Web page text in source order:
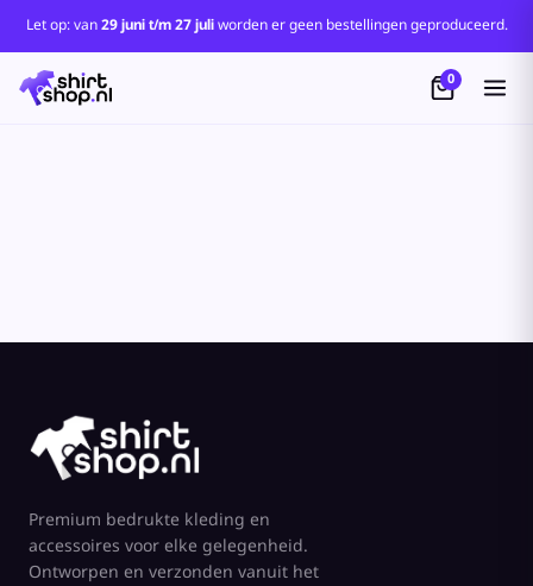
Let op: van29 juni t/m 27 juliworden er geen bestellingen geproduceerd.
0
Premium bedrukte kleding en
accessoires voor elke gelegenheid.
Ontworpen en verzonden vanuit het
Standaard
Price: Lowest First
Price: Highest First